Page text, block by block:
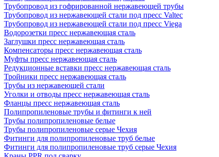
Трубопровод из гофрированной нержавеющей трубы
Трубопровод из нержавеющей стали под пресс Valtec
Трубопровод из нержавеющей стали под пресс Viega
Водорозетки пресс нержавеющая сталь
Заглушки пресс нержавеющая сталь
Компенсаторы пресс нержавеющая сталь
Муфты пресс нержавеющая сталь
Редукционные вставки пресс нержавеющая сталь
Тройники пресс нержавеющая сталь
Трубы из нержавеющей стали
Уголки и отводы пресс нержавеющая сталь
Фланцы пресс нержавеющая сталь
Полипропиленовые трубы и фитинги к ней
Трубы полипропиленовые белые
Трубы полипропиленовые серые Чехия
Фитинги для полипропиленовые труб белые
Фитинги для полипропиленовые труб серые Чехия